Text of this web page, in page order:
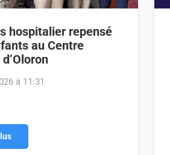
hospitalier repensé
au Centre
à 11:31